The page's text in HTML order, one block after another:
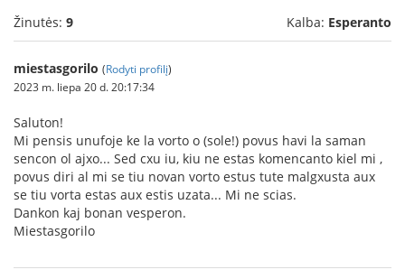
Žinutės: 9 Kalba: Esperanto
miestasgorilo (Rodyti profilį)
2023 m. liepa 20 d. 20:17:34
Saluton!
Mi pensis unufoje ke la vorto o (sole!) povus havi la saman
sencon ol ajxo... Sed cxu iu, kiu ne estas komencanto kiel mi ,
povus diri al mi se tiu novan vorto estus tute malgxusta aux
se tiu vorta estas aux estis uzata... Mi ne scias.
Dankon kaj bonan vesperon.
Miestasgorilo